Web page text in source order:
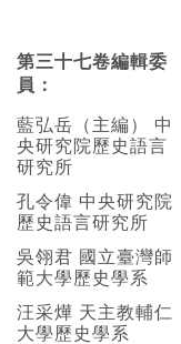
第三十七卷編輯委
員：
藍弘岳（主編） 中
央研究院歷史語言
研究所
孔令偉 中央研究院
歷史語言研究所
吳翎君 國立臺灣師
範大學歷史學系
汪采燁 天主教輔仁
大學歷史學系